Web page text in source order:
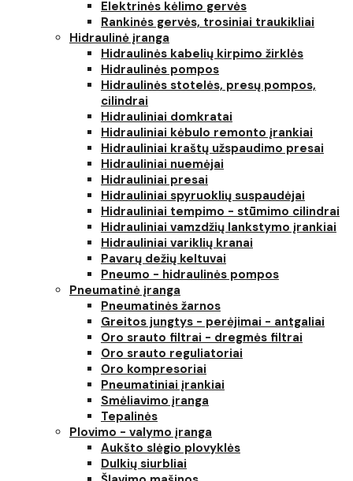
Elektrinės kėlimo gervės
Rankinės gervės, trosiniai traukikliai
Hidraulinė įranga
Hidraulinės kabelių kirpimo žirklės
Hidraulinės pompos
Hidraulinės stotelės, presų pompos,
cilindrai
Hidrauliniai domkratai
Hidrauliniai kėbulo remonto įrankiai
Hidrauliniai kraštų užspaudimo presai
Hidrauliniai nuemėjai
Hidrauliniai presai
Hidrauliniai spyruoklių suspaudėjai
Hidrauliniai tempimo - stūmimo cilindrai
Hidrauliniai vamzdžių lankstymo įrankiai
Hidrauliniai variklių kranai
Pavarų dežių keltuvai
Pneumo - hidraulinės pompos
Pneumatinė įranga
Pneumatinės žarnos
Greitos jungtys - perėjimai - antgaliai
Oro srauto filtrai - dregmės filtrai
Oro srauto reguliatoriai
Oro kompresoriai
Pneumatiniai įrankiai
Smėliavimo įranga
Tepalinės
Plovimo - valymo įranga
Aukšto slėgio plovyklės
Dulkių siurbliai